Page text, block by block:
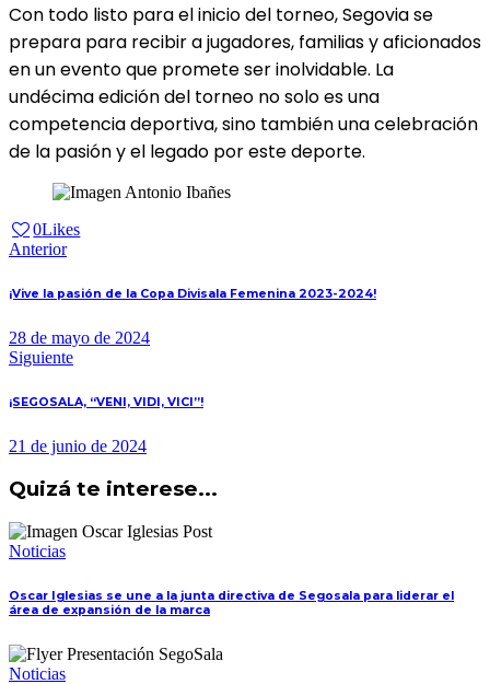
Con todo listo para el inicio del torneo, Segovia se
prepara para recibir a jugadores, familias y aficionados
en un evento que promete ser inolvidable. La
undécima edición del torneo no solo es una
competencia deportiva, sino también una celebración
de la pasión y el legado por este deporte.
0Likes
Navegación
de
Anterior
¡Vive la pasión de la Copa Divisala Femenina 2023-2024!
28 de mayo de 2024
Siguiente
¡SEGOSALA, “VENI, VIDI, VICI”!
21 de junio de 2024
Quizá te interese...
Noticias
Oscar Iglesias se une a la junta directiva de Segosala para liderar el
área de expansión de la marca
Noticias